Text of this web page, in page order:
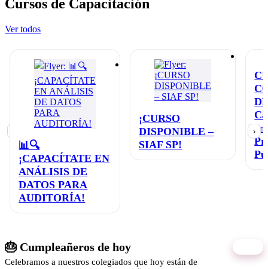
Cursos de Capacitación
Ver todos
📊🔍
¡CAPACÍTATE EN
ANÁLISIS DE
DATOS PARA
AUDITORÍA!
¡CURSO
DISPONIBLE –
SIAF SP!
en
›
🎂 Cumpleañeros de hoy
Celebramos a nuestros colegiados que hoy están de